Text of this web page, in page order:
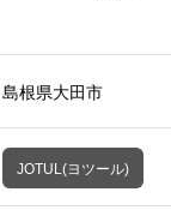
島根県大田市
JOTUL(ヨツール)